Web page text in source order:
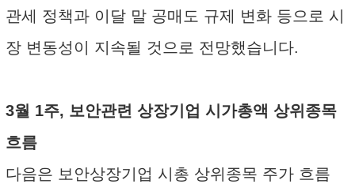
관세 정책과 이달 말 공매도 규제 변화 등으로 시
장 변동성이 지속될 것으로 전망했습니다.
3월 1주, 보안관련 상장기업 시가총액 상위종목
흐름
다음은 보안상장기업 시총 상위종목 주가 흐름